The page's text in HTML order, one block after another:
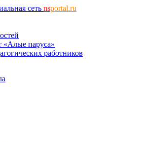
сеть nsportal.ru
«Алые паруса»
работников